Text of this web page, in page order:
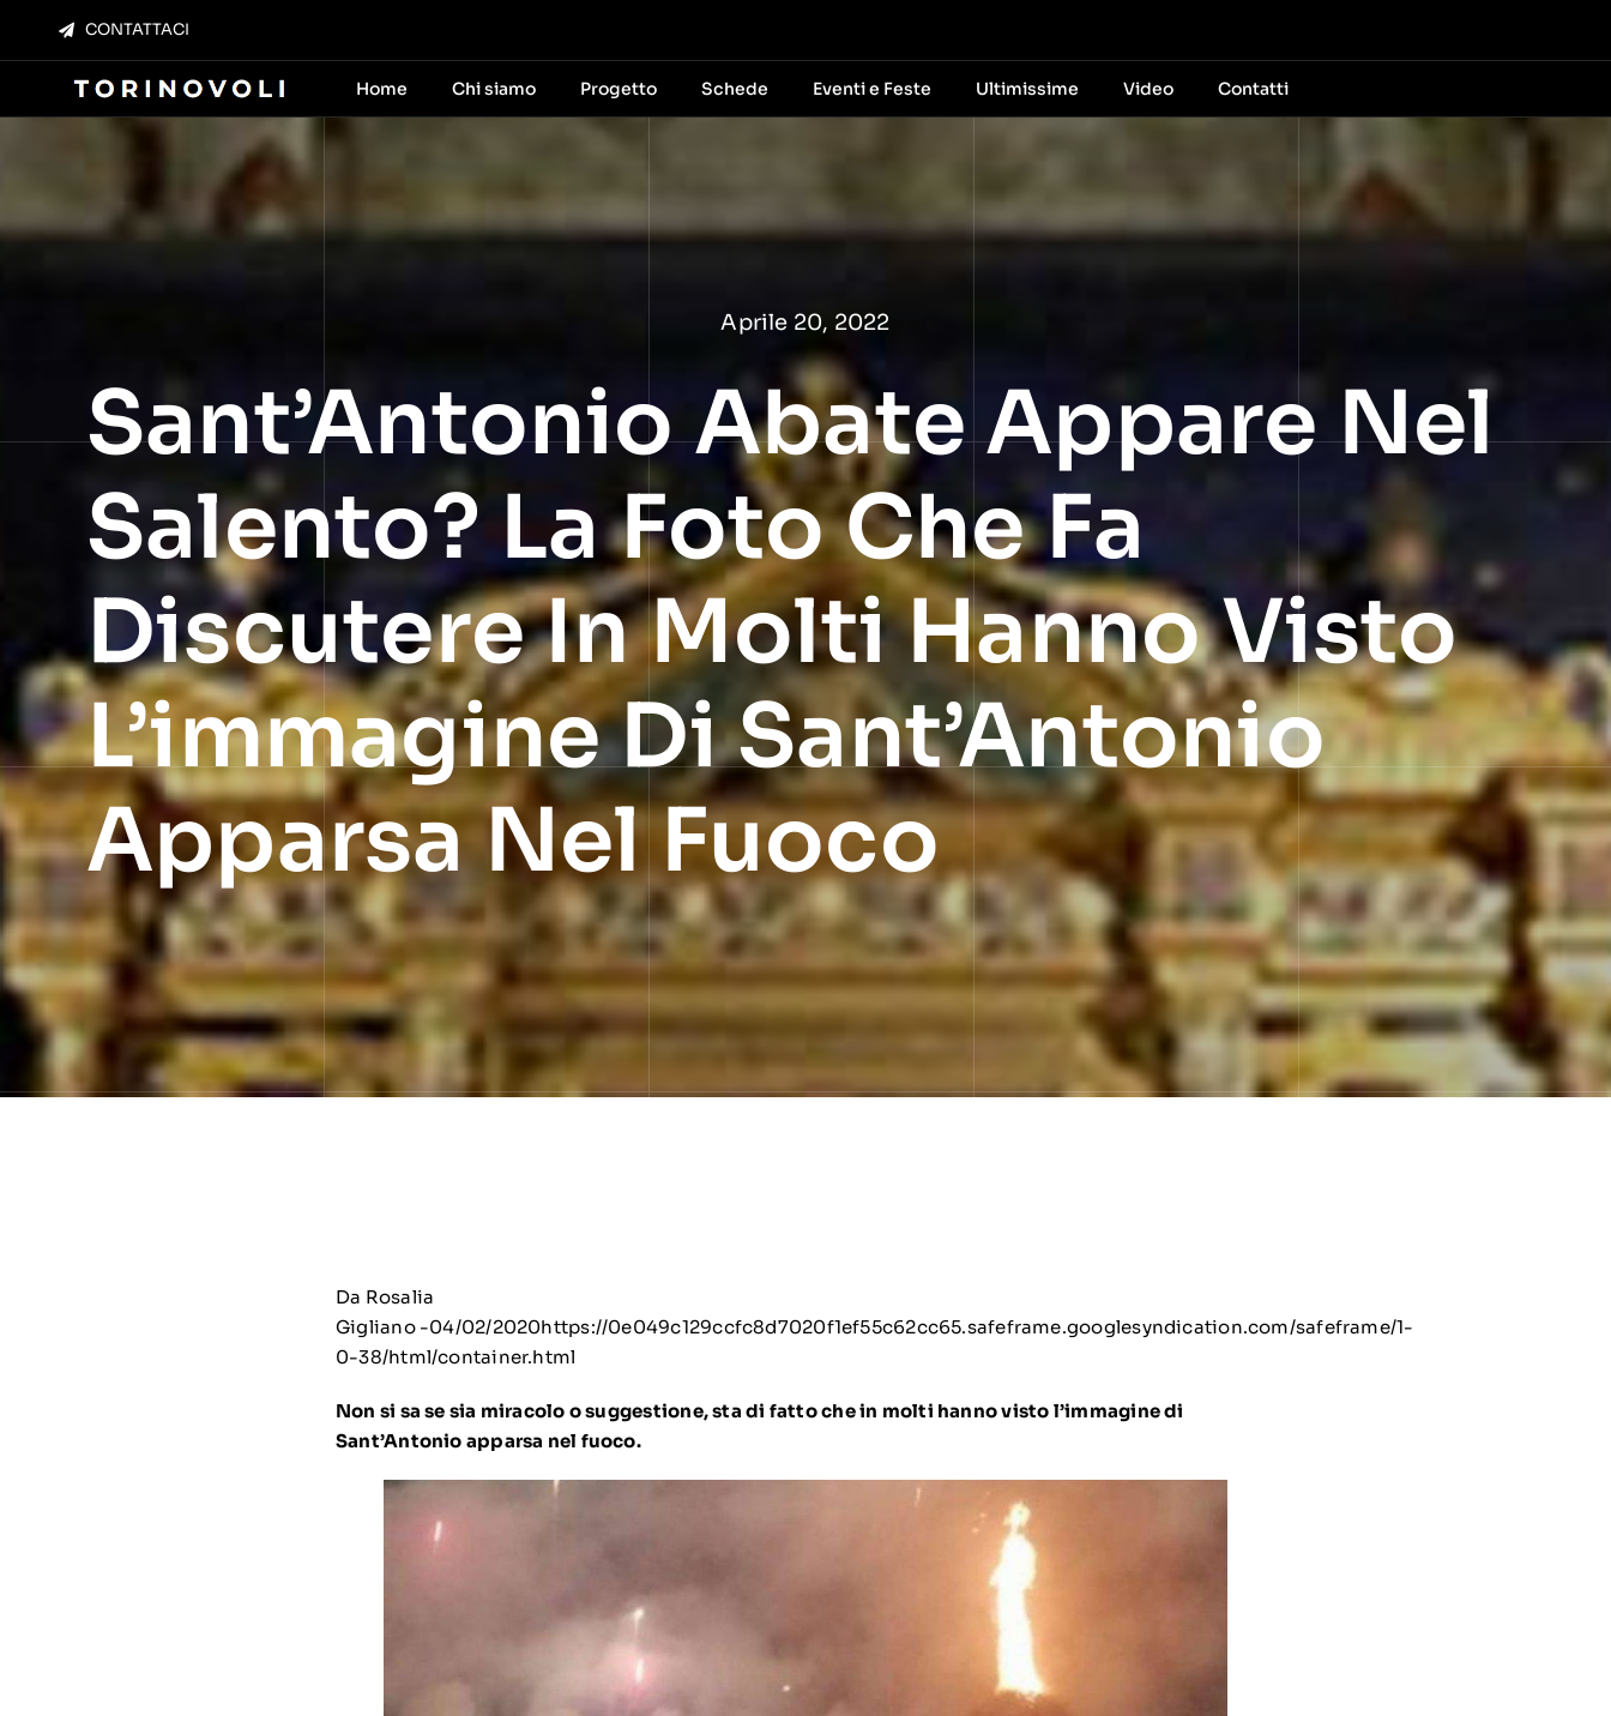
contenuto
CONTATTACI
Home Chi siamo Progetto Schede Eventi e Feste Ultimissime Video Contatti
Aprile 20, 2022
Sant’Antonio Abate Appare Nel
Salento? La Foto Che Fa
Discutere In Molti Hanno Visto
L’immagine Di Sant’Antonio
Apparsa Nel Fuoco
Da Rosalia
Gigliano-04/02/2020https://0e049c129ccfc8d7020f1ef55c62cc65.safeframe.googlesyndication.com/safeframe/1-
0-38/html/container.html
Non si sa se sia miracolo o suggestione, sta di fatto che in molti hanno visto l’immagine di
Sant’Antonio apparsa nel fuoco.